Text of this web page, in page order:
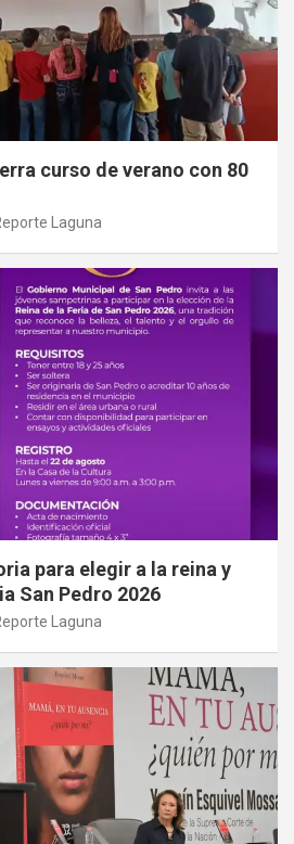
curso de verano con 80
Laguna
para elegir a la reina y
San Pedro 2026
Laguna